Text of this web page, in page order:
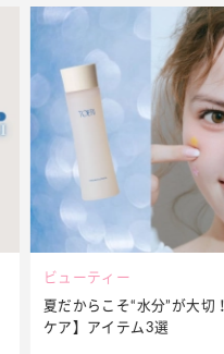
ビューティー
夏だからこそ“水分”が大
ケア】アイテム3選